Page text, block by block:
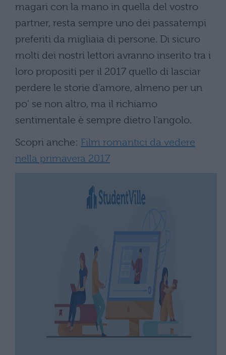
magari con la mano in quella del vostro
partner, resta sempre uno dei passatempi
preferiti da migliaia di persone. Di sicuro
molti dei nostri lettori avranno inserito tra i
loro propositi per il 2017 quello di lasciar
perdere le storie d'amore, almeno per un
po' se non altro, ma il richiamo
sentimentale è sempre dietro l'angolo.
Scopri anche: Film romantici da vedere
nella primavera 2017